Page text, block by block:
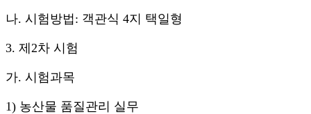
나. 시험방법: 객관식 4지 택일형
3. 제2차 시험
가. 시험과목
1) 농산물 품질관리 실무